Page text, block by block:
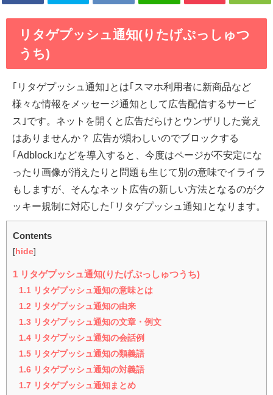
リタゲプッシュ通知(りたげぷっしゅつ
うち)
｢リタゲプッシュ通知｣とは｢スマホ利用者に新商品など
様々な情報をメッセージ通知として広告配信するサービ
ス｣です。ネットを開くと広告だらけとウンザリした覚え
はありませんか？ 広告が煩わしいのでブロックする
｢Adblock｣などを導入すると、今度はページが不安定にな
ったり画像が消えたりと問題も生じて別の意味でイライラ
もしますが、そんなネット広告の新しい方法となるのがク
ッキー規制に対応した｢リタゲプッシュ通知｣となります。
Contents
[ hide]
1 リタゲプッシュ通知(りたげぷっしゅつうち)
1.1 リタゲプッシュ通知の意味とは
1.2 リタゲプッシュ通知の由来
1.3 リタゲプッシュ通知の文章・例文
1.4 リタゲプッシュ通知の会話例
1.5 リタゲプッシュ通知の類義語
1.6 リタゲプッシュ通知の対義語
1.7 リタゲプッシュ通知まとめ